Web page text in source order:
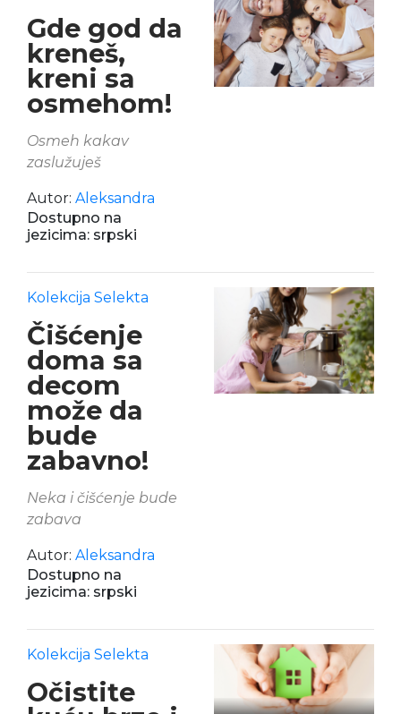
Gde god da
kreneš,
kreni sa
osmehom!
Osmeh kakav
zaslužuješ
Autor: Aleksandra
Dostupno na
jezicima: srpski
Kolekcija Selekta
Čišćenje
doma sa
decom
može da
bude
zabavno!
Neka i čišćenje bude
zabava
Autor: Aleksandra
Dostupno na
jezicima: srpski
Kolekcija Selekta
Očistite